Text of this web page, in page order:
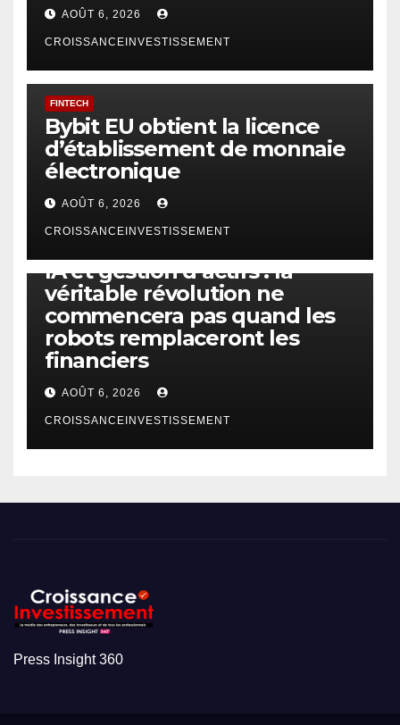
AOÛT 6, 2026
CROISSANCEINVESTISSEMENT
FINTECH
Bybit EU obtient la licence
d’établissement de monnaie
électronique
AOÛT 6, 2026
CROISSANCEINVESTISSEMENT
IA et gestion d’actifs : la
véritable révolution ne
commencera pas quand les
robots remplaceront les
financiers
AOÛT 6, 2026
CROISSANCEINVESTISSEMENT
Press Insight 360